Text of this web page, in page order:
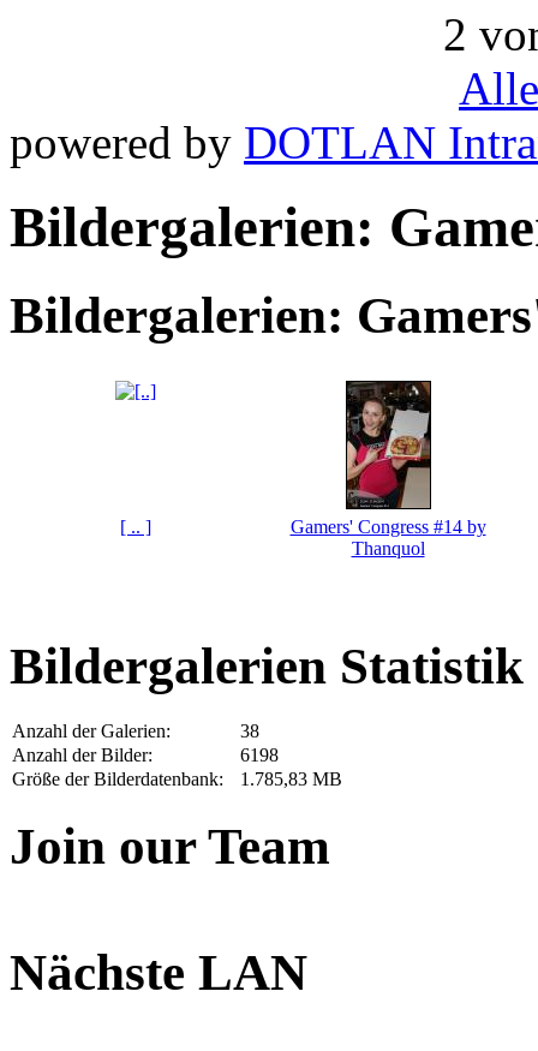
2
powered by DOTLAN
Bildergalerien:
Bildergalerien:
[ .. ]
Gamers' Congress #14 by
Thanquol
Bildergalerien Statistik
Anzahl der Galerien:
38
Anzahl der Bilder:
6198
Größe der Bilderdatenbank:
1.785,83 MB
Join our Team
Nächste LAN